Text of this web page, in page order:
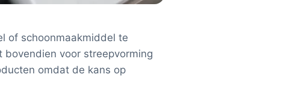
of schoonmaakmiddel te
voor streepvorming
omdat de kans op